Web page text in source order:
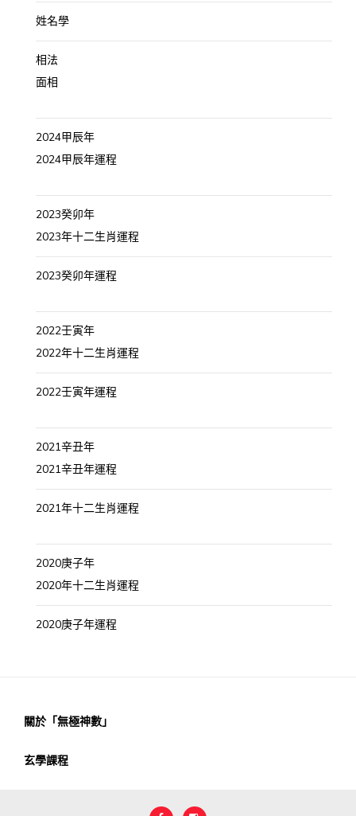
姓名學
相法
面相
2024甲辰年
2024甲辰年運程
2023癸卯年
2023年十二生肖運程
2023癸卯年運程
2022壬寅年
2022年十二生肖運程
2022壬寅年運程
2021辛丑年
2021辛丑年運程
2021年十二生肖運程
2020庚子年
2020年十二生肖運程
2020庚子年運程
關於「無極神數」
玄學課程